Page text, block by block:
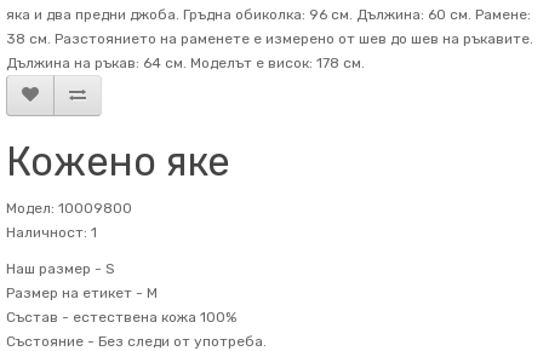
яка и два предни джоба. Гръдна обиколка: 96 см. Дължина: 60 см. Рамене:
38 см. Разстоянието на раменете е измерено от шев до шев на ръкавите.
Дължина на ръкав: 64 см. Mоделът е висок: 178 см.
Кожено яке
Модел: 10009800
Наличност: 1
Наш размер - S
Размер на етикет - M
Състав - естествена кожа 100%
Състояние - Без следи от употреба.